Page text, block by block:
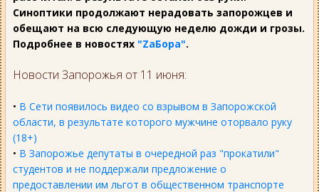
Синоптики продолжают нерадовать запорожцев и
обещают на всю следующую неделю дожди и грозы.
Подробнее в новостях "ZаБора".
Новости Запорожья от 11 июня:
• В Сети появилось видео со взрывом в Запорожской
области, в результате которого мужчине оторвало руку
(18+)
• В Запорожье депутаты в очередной раз "прокатили"
студентов и не поддержали предложение о
предоставлении им льгот в общественном транспорте